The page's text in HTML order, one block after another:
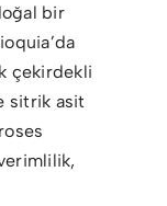
bir
çekirdekli
sitrik asit